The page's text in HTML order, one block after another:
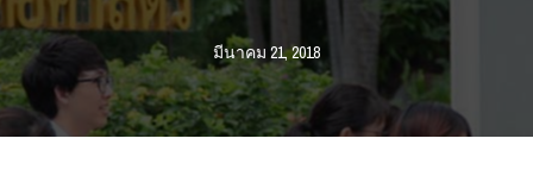
มีนาคม 21, 2018